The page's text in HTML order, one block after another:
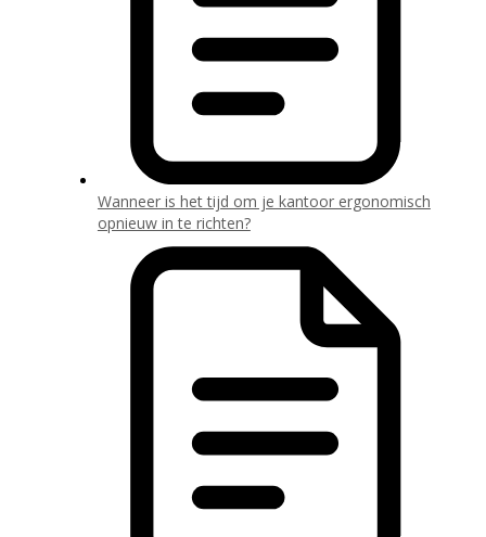
Wanneer is het tijd om je kantoor ergonomisch
opnieuw in te richten?